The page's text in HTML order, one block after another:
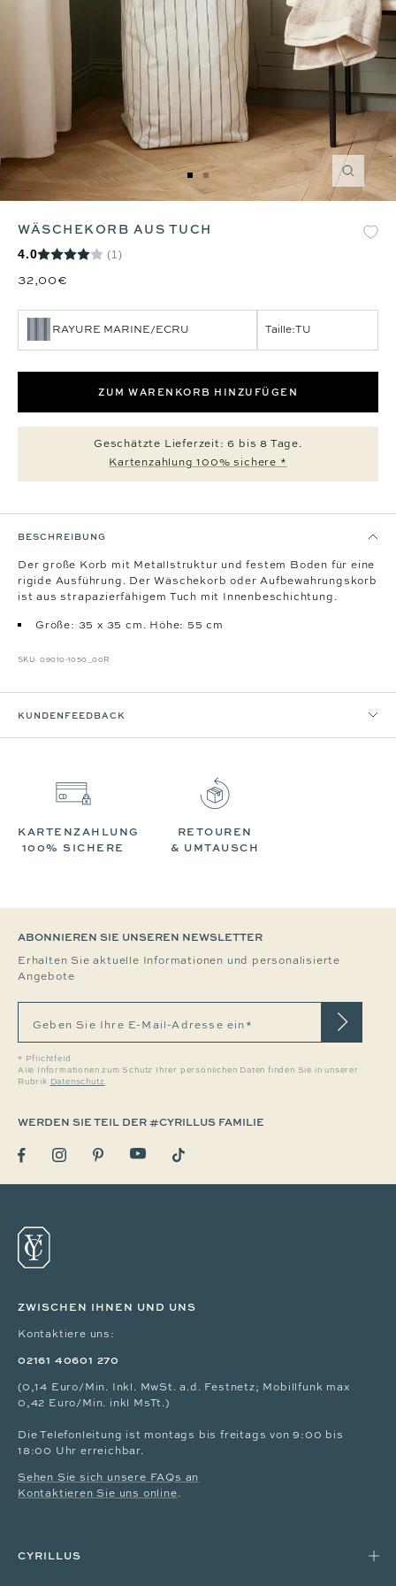
Zoom
Zur
Slide
gehen
Zur
Slide
gehen
WÄSCHEKORB AUS TUCH
4.0 (1)
32,00€
RAYURE MARINE/ECRU Taille:TU
ZUM WARENKORB HINZUFÜGEN
Geschätzte Lieferzeit: 6 bis 8 Tage.
Kartenzahlung 100% sichere *
BESCHREIBUNG
Der große Korb mit Metallstruktur und festem Boden für eine
rigide Ausführung. Der Wäschekorb oder Aufbewahrungskorb
ist aus strapazierfähigem Tuch mit Innenbeschichtung.
Größe: 35 x 35 cm. Höhe: 55 cm
SKU:09010-1050_00R
KUNDENFEEDBACK
KARTENZAHLUNG
100% SICHERE
RETOUREN
& UMTAUSCH
ABONNIEREN SIE UNSEREN NEWSLETTER
Erhalten Sie aktuelle Informationen und personalisierte
Angebote
Geben Sie Ihre E-Mail-Adresse ein*
* Pflichtfeld
Alle Informationen zum Schutz Ihrer persönlichen Daten finden Sie in unserer
Rubrik Datenschutz.
WERDEN SIE TEIL DER #CYRILLUS FAMILIE
ZWISCHEN IHNEN UND UNS
Kontaktiere uns:
02161 40601 270
(0,14 Euro/Min. Inkl. MwSt. a.d. Festnetz; Mobillfunk max
0,42 Euro/Min. inkl MsTt.)
Die Telefonleitung ist montags bis freitags von 9:00 bis
18:00 Uhr erreichbar.
Sehen Sie sich unsere FAQs an
Kontaktieren Sie uns online.
CYRILLUS